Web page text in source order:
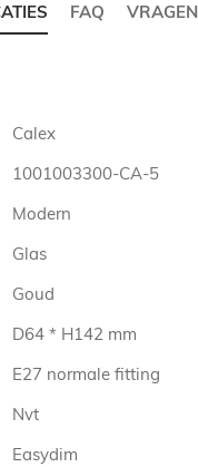
FAQ VRAGEN
Calex
1001003300-CA-5
Modern
Glas
Goud
D64 * H142 mm
E27 normale fitting
Nvt
Easydim